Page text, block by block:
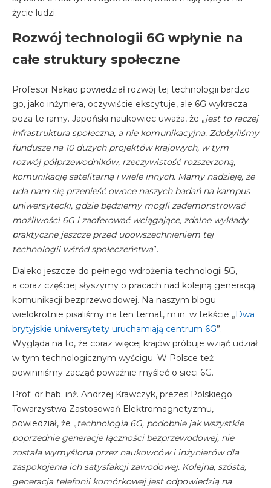
życie ludzi.
Rozwój technologii 6G wpłynie na
całe struktury społeczne
Profesor Nakao powiedział rozwój tej technologii bardzo
go, jako inżyniera, oczywiście ekscytuje, ale 6G wykracza
poza te ramy. Japoński naukowiec uważa, że „jest to raczej
infrastruktura społeczna, a nie komunikacyjna. Zdobyliśmy
fundusze na 10 dużych projektów krajowych, w tym
rozwój półprzewodników, rzeczywistość rozszerzoną,
komunikację satelitarną i wiele innych. Mamy nadzieję, że
uda nam się przenieść owoce naszych badań na kampus
uniwersytecki, gdzie będziemy mogli zademonstrować
możliwości 6G i zaoferować wciągające, zdalne wykłady
praktyczne jeszcze przed upowszechnieniem tej
technologii wśród społeczeństwa”.
Daleko jeszcze do pełnego wdrożenia technologii 5G,
a coraz częściej słyszymy o pracach nad kolejną generacją
komunikacji bezprzewodowej. Na naszym blogu
wielokrotnie pisaliśmy na ten temat, m.in. w tekście „Dwa
brytyjskie uniwersytety uruchamiają centrum 6G”.
Wygląda na to, że coraz więcej krajów próbuje wziąć udział
w tym technologicznym wyścigu. W Polsce też
powinniśmy zacząć poważnie myśleć o sieci 6G.
Prof. dr hab. inż. Andrzej Krawczyk, prezes Polskiego
Towarzystwa Zastosowań Elektromagnetyzmu,
powiedział, że „technologia 6G, podobnie jak wszystkie
poprzednie generacje łączności bezprzewodowej, nie
została wymyślona przez naukowców i inżynierów dla
zaspokojenia ich satysfakcji zawodowej. Kolejna, szósta,
generacja telefonii komórkowej jest odpowiedzią na